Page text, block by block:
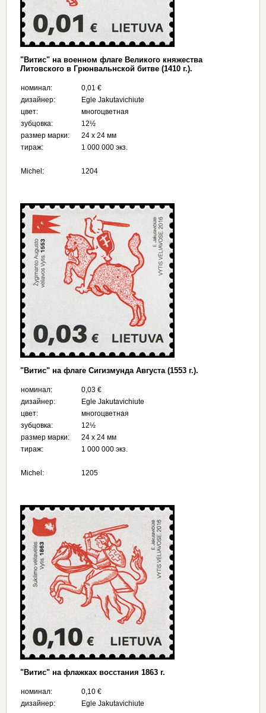
"Витис" на военном флаге Великого княжества
Литовского в Грюнвальнской битве (1410 г.).
номинал:
0,01 €
дизайнер:
Egle Jakutavichiute
цвет:
многоцветная
зубцовка:
12½
размер марки:
24 х 24 мм
тираж:
1 000 000 экз.
Michel: 1204
"Витис" на флаге Сигизмунда Августа (1553 г.).
номинал:
0,03 €
дизайнер:
Egle Jakutavichiute
цвет:
многоцветная
зубцовка:
12½
размер марки:
24 х 24 мм
тираж:
1 000 000 экз.
Michel: 1205
"Витис" на флажках восстания 1863 г.
номинал:
0,10 €
дизайнер:
Egle Jakutavichiute